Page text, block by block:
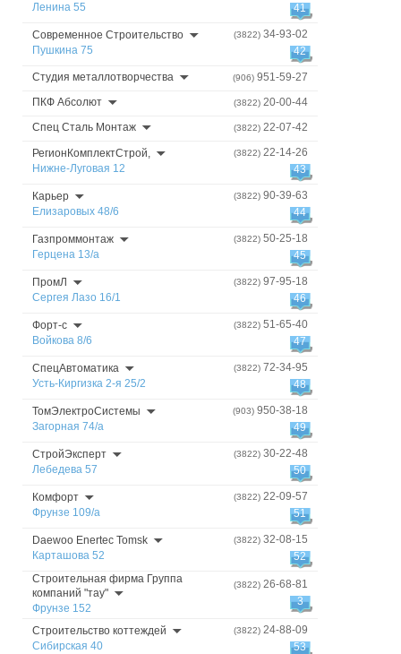
Ленина 55
41
Современное Строительство
Пушкина 75
(3822) 34-93-02
42
Студия металлотворчества (906) 951-59-27
ПКФ Абсолют
(3822) 20-00-44
Спец Сталь Монтаж
(3822) 22-07-42
РегионКомплектСтрой,
Нижне-Луговая 12
(3822) 22-14-26
43
Карьер
Елизаровых 48/6
(3822) 90-39-63
44
Газпроммонтаж
Герцена 13/а
(3822) 50-25-18
45
ПромЛ
Сергея Лазо 16/1
(3822) 97-95-18
46
Форт-с
Войкова 8/6
(3822) 51-65-40
47
СпецАвтоматика
Усть-Киргизка 2-я 25/2
(3822) 72-34-95
48
ТомЭлектроСистемы
Загорная 74/а
(903) 950-38-18
49
СтройЭксперт
Лебедева 57
(3822) 30-22-48
50
Комфорт
Фрунзе 109/а
(3822) 22-09-57
51
Daewoo Enertec Tomsk
Карташова 52
(3822) 32-08-15
52
Строительная фирма Группа
компаний "тау"
Фрунзе 152
(3822) 26-68-81
3
Строительство коттеждей
Сибирская 40
(3822) 24-88-09
53